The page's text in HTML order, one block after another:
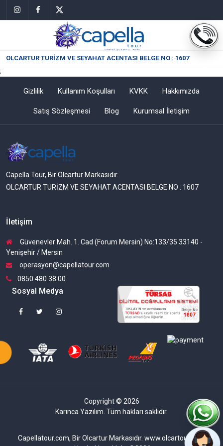
OLCARTUR TURİZM VE SEYAHAT ACENTASI BELGE NO : 1607
;
Gizlilik Kullanım Koşulları KVKK Hakkımızda
Satış Sözleşmesi Blog Kurumsal İletişim
Capella Tour, Bir Olcartur Markasıdır.
OLCARTUR TURİZM VE SEYAHAT ACENTASI BELGE NO : 1607
İletişim
Güvenevler Mah. 1. Cad (Forum Mersin) No:133/35 33140 -
Yenişehir / Mersin
operasyon@capellatour.com
0850 480 38 00
Sosyal Medya
Copyright © 2026
Karınca Yazılım. Tüm hakları saklıdır.
Capellatour.com, Bir Olcartur Markasıdır. www.olcartour.com